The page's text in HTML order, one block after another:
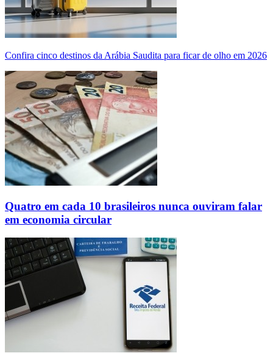
Confira cinco destinos da Arábia Saudita para ficar de olho em 2026
Quatro em cada 10 brasileiros nunca ouviram falar
em economia circular